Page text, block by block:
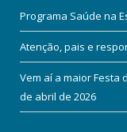
Programa Saúde na
Atenção, pais e
Vem aí a maior Festa
de abril de 2026